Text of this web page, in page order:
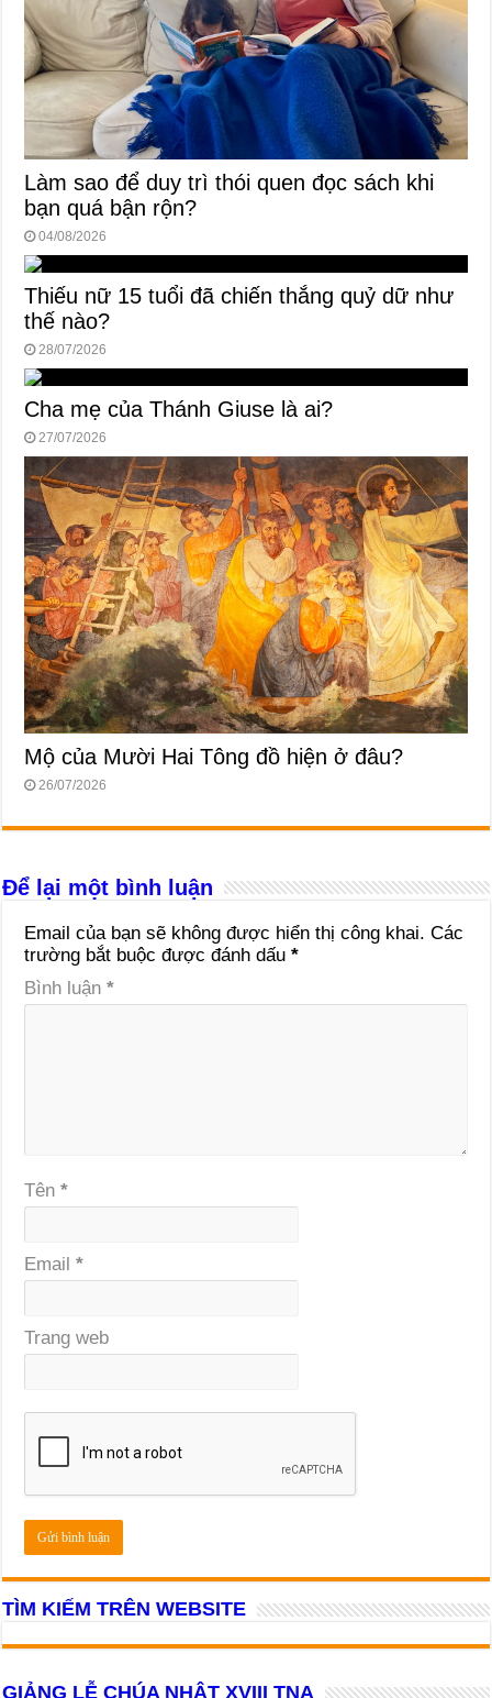
Làm sao để duy trì thói quen đọc sách khi
bạn quá bận rộn?
04/08/2026
Thiếu nữ 15 tuổi đã chiến thắng quỷ dữ như
thế nào?
28/07/2026
Cha mẹ của Thánh Giuse là ai?
27/07/2026
Mộ của Mười Hai Tông đồ hiện ở đâu?
26/07/2026
Để lại một bình luận
Email của bạn sẽ không được hiển thị công khai. Các
trường bắt buộc được đánh dấu*
Bình luận*
Tên*
Email*
Trang web
TÌM KIẾM TRÊN WEBSITE
GIẢNG LỄ CHÚA NHẬT XVIII TNA